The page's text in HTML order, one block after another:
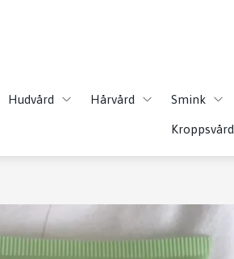
Hudvård Hårvård Smink
Kroppsvård